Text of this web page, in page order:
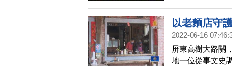
卻是長度超過一
以老麵店守
2022-06-16
屏東高樹大路關
地一位從事文史
望以麵店為據點